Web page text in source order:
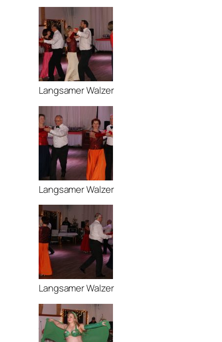
Langsamer Walzer
Langsamer Walzer
Langsamer Walzer